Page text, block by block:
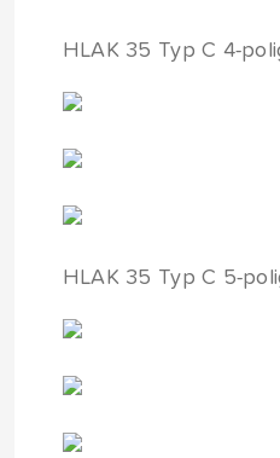
HLAK 35 Typ C 4-
HLAK 35 Typ C 5-